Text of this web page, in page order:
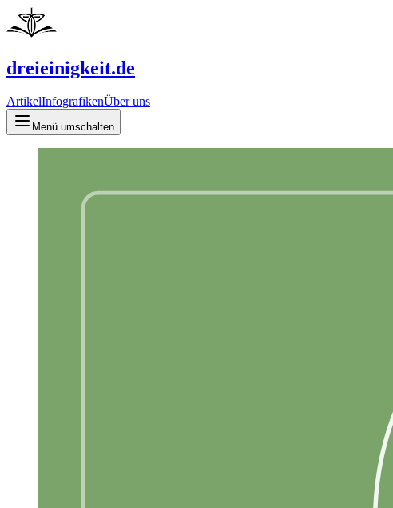
dreieinigkeit.de
ArtikelInfografikenÜber uns
Menü umschalten